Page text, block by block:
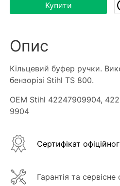
Купити
Опис
Кільцевий буфер ручки.
бензорізі Stihl TS 800.
OEM Stihl 42247909904,
9904
Сертифікат
Гарантія та